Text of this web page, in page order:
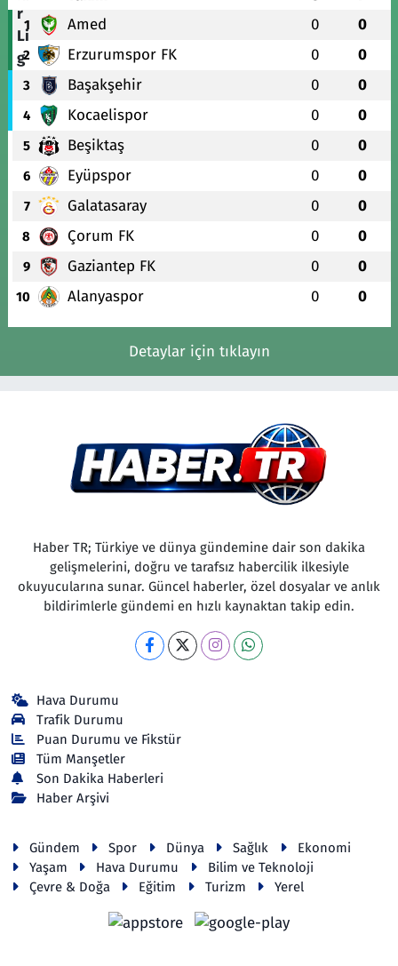
1 Amed 0 0
2 Erzurumspor FK 0 0
3 Başakşehir 0 0
4 Kocaelispor 0 0
5 Beşiktaş 0 0
6 Eyüpspor 0 0
7 Galatasaray 0 0
8 Çorum FK 0 0
9 Gaziantep FK 0 0
10 Alanyaspor 0 0
Detaylar için tıklayın
Haber TR; Türkiye ve dünya gündemine dair son dakika
gelişmelerini, doğru ve tarafsız habercilik ilkesiyle
okuyucularına sunar. Güncel haberler, özel dosyalar ve anlık
bildirimlerle gündemi en hızlı kaynaktan takip edin.
Hava Durumu
Trafik Durumu
Puan Durumu ve Fikstür
Tüm Manşetler
Son Dakika Haberleri
Haber Arşivi
Gündem Spor Dünya Sağlık
Ekonomi
Yaşam
Hava Durumu
Bilim ve Teknoloji
Çevre & Doğa
Eğitim Turizm Yerel